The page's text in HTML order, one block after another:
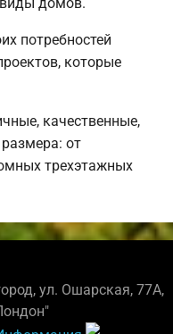
потребностей
которые
качественные,
от
трехэтажных
ул. Ошарская, 77А,